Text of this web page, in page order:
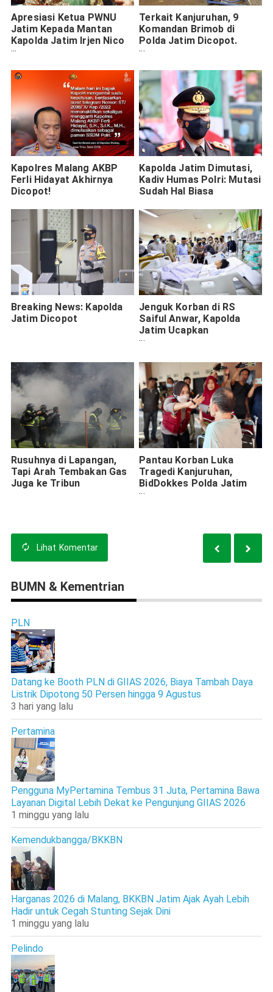
Apresiasi Ketua PWNU
Jatim Kepada Mantan
Kapolda Jatim Irjen Nico
Afinta
Terkait Kanjuruhan, 9
Komandan Brimob di
Polda Jatim Dicopot.
Siapa Saja?
Kapolres Malang AKBP
Ferli Hidayat Akhirnya
Dicopot!
Kapolda Jatim Dimutasi,
Kadiv Humas Polri: Mutasi
Sudah Hal Biasa
Breaking News: Kapolda
Jatim Dicopot
Jenguk Korban di RS
Saiful Anwar, Kapolda
Jatim Ucapkan
Permohonan Maaf Atas
Rusuhnya di Lapangan,
Tapi Arah Tembakan Gas
Juga ke Tribun
Pantau Korban Luka
Tragedi Kanjuruhan,
BidDokkes Polda Jatim
Turunkan Dokter
Lihat Komentar
BUMN & Kementrian
PLN
Datang ke Booth PLN di GIIAS 2026, Biaya Tambah Daya
Listrik Dipotong 50 Persen hingga 9 Agustus
3 hari yang lalu
Pertamina
Pengguna MyPertamina Tembus 31 Juta, Pertamina Bawa
Layanan Digital Lebih Dekat ke Pengunjung GIIAS 2026
1 minggu yang lalu
Kemendukbangga/BKKBN
Harganas 2026 di Malang, BKKBN Jatim Ajak Ayah Lebih
Hadir untuk Cegah Stunting Sejak Dini
1 minggu yang lalu
Pelindo